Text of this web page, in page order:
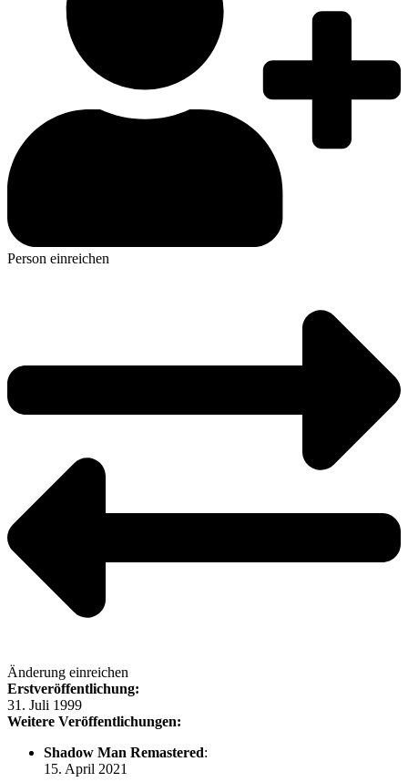
Person einreichen
Änderung einreichen
Erstveröffentlichung:
31. Juli 1999
Weitere Veröffentlichungen:
Shadow Man Remastered:
15. April 2021